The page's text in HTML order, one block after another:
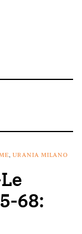
, URANIA MILANO
68: